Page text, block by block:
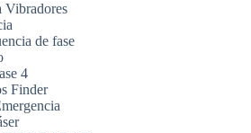
Vibradores
de fase
4
Finder